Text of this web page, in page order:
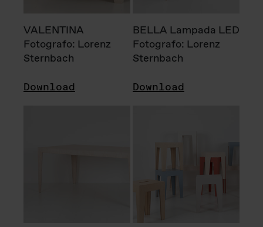
VALENTINA
Fotografo: Lorenz
Sternbach
Download
BELLA Lampada LED
Fotografo: Lorenz
Sternbach
Download